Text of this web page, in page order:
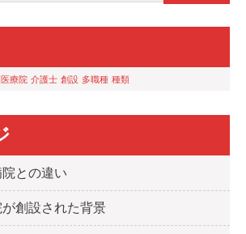
療院 介護士 創設 多職種 種類
との違い
創設された背景